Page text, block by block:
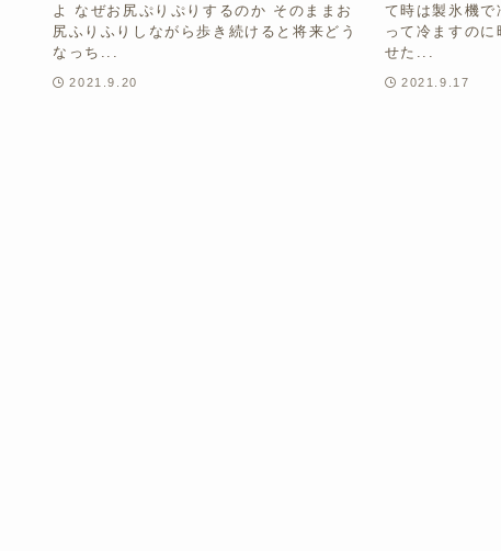
よ なぜお尻ぷりぷりするのか そのままお
尻ふりふりしながら歩き続けると将来どう
なっち...
2021.9.20
て時は製氷機
って冷ますの
せた...
2021.9.17